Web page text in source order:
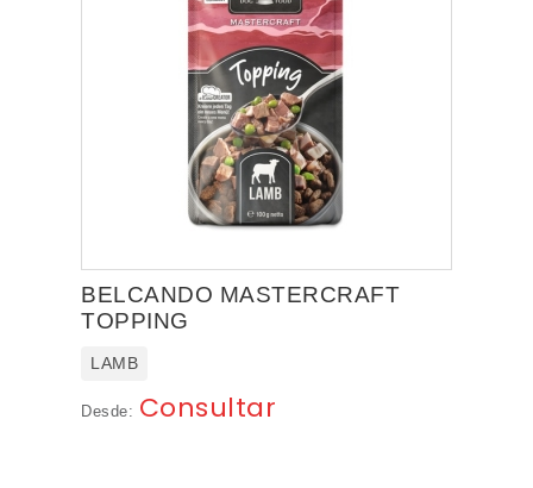
BELCANDO MASTERCRAFT
TOPPING
LAMB
Desde: Consultar